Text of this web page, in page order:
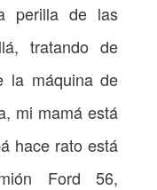
perilla de las
tratando de
la máquina de
mi mamá está
hace rato está
Ford 56,